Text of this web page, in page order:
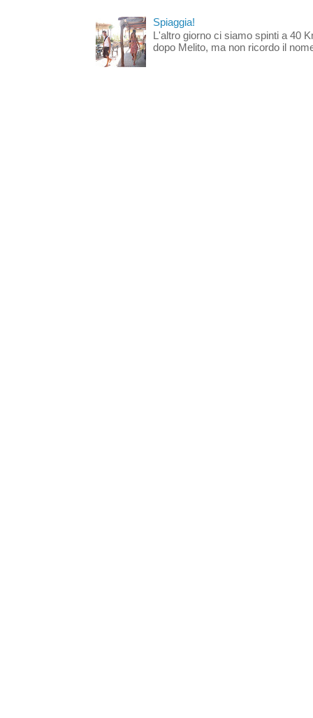
Spiaggia!
L'altro giorno ci siamo spinti a 40
dopo Melito, ma non ricordo il